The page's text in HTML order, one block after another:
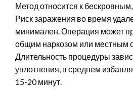
Метод относится к
Риск заражения во время
минимален. Операция может
общим наркозом или местным
Длительность процедуры
уплотнения, в среднем
15-20 минут.